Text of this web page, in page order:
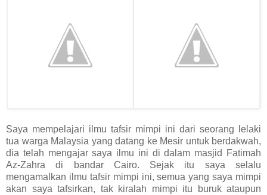
Saya mempelajari ilmu tafsir mimpi ini dari seorang lelaki
tua warga Malaysia yang datang ke Mesir untuk berdakwah,
dia telah mengajar saya ilmu ini di dalam masjid Fatimah
Az-Zahra di bandar Cairo. Sejak itu saya selalu
mengamalkan ilmu tafsir mimpi ini, semua yang saya mimpi
akan saya tafsirkan, tak kiralah mimpi itu buruk ataupun